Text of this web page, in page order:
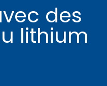
des
lithium